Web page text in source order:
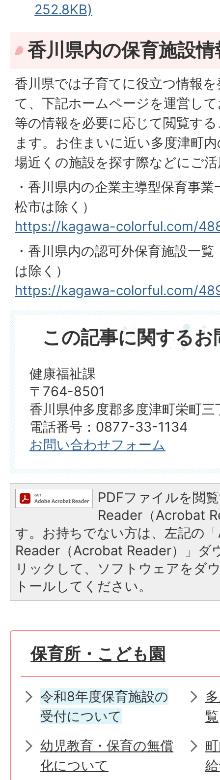
252.8KB)
香川県内の保育施設情
香川県では子育てに役立つ情報
て、下記ホームページを運営し
等の情報を必要に応じて閲覧す
ます。お住まいに近い多度津町
場近くの施設を探す際などにご
・香川県内の企業主導型保育事
松市は除く）
https://kagawa-colorful.com/
・香川県内の認可外保育施設一
は除く）
https://kagawa-colorful.com/
この記事に関する
健康福祉課
〒764-8501
香川県仲多度郡多度津町栄町
電話番号：0877-33-1134
お問い合わせフォーム
PDFファイルを閲
Reader（Acrobat
す。お持ちでない方は、左記の
Reader（Acrobat Reader）」ダ
リックして、ソフトウェアをダ
トールしてください。
保育所・こども園
令和8年度保育施設の
受付について
覧
幼児教育・保育の無償
化について